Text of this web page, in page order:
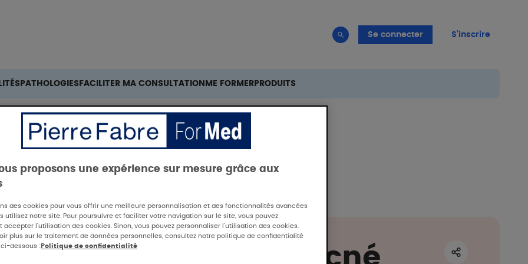
Se connecter S’inscrire
PATHOLOGIES FACILITER MA CONSULTATION ME FORMERPRODUITS
à modérée ?
vivre avec son acné
proposons une expérience sur mesure grâce aux
des cookies pour vous offrir une meilleure personnalisation et des fonctionnalités avancées
utilisez notre site. Pour poursuivre et faciliter votre navigation sur le site, vous pouvez
accepter l'utilisation des cookies. Sinon, vous pouvez personnaliser l'utilisation des cookies.
plus sur le traitement de données personnelles, consultez notre politique de confidentialité
dessous : Politique de confidentialité